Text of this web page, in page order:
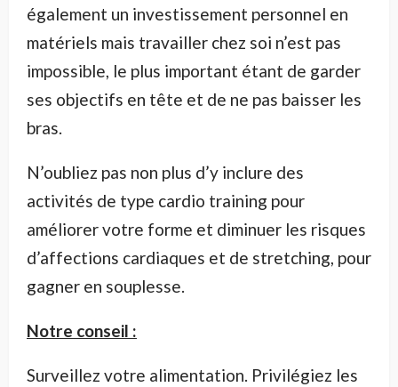
également un investissement personnel en
matériels mais travailler chez soi n’est pas
impossible, le plus important étant de garder
ses objectifs en tête et de ne pas baisser les
bras.
N’oubliez pas non plus d’y inclure des
activités de type cardio training pour
améliorer votre forme et diminuer les risques
d’affections cardiaques et de stretching, pour
gagner en souplesse.
Notre conseil :
Surveillez votre alimentation. Privilégiez les